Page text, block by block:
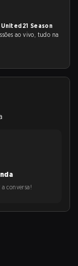
Season
ao vivo, tudo na
conversa!